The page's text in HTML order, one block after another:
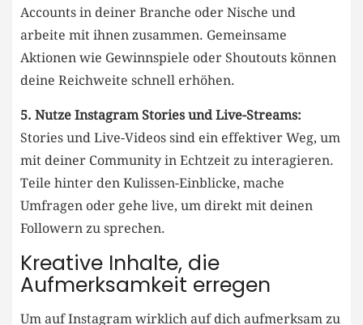
Accounts in deiner Branche ​oder Nische und
arbeite mit ihnen zusammen.⁢ Gemeinsame
Aktionen wie Gewinnspiele oder Shoutouts ⁣können
deine Reichweite schnell‌ erhöhen.
5. Nutze Instagram Stories⁤ und Live-Streams:
Stories⁣ und Live-Videos ‌sind ein effektiver Weg, um
mit deiner Community⁤ in Echtzeit zu⁢ interagieren.
Teile hinter den Kulissen-Einblicke, ⁤mache
Umfragen ​oder gehe live, um direkt mit deinen
Followern⁢ zu sprechen.
Kreative ⁤Inhalte,⁣ die
Aufmerksamkeit erregen
Um auf ⁢Instagram wirklich auf dich aufmerksam zu​